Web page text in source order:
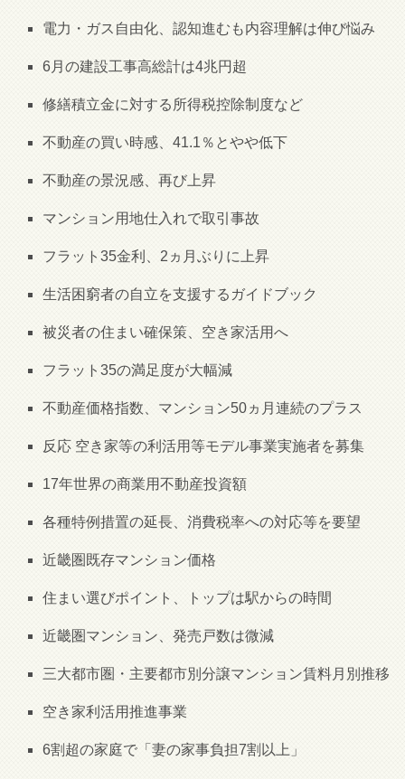
電力・ガス自由化、認知進むも内容理解は伸び悩み
6月の建設工事高総計は4兆円超
修繕積立金に対する所得税控除制度など
不動産の買い時感、41.1％とやや低下
不動産の景況感、再び上昇
マンション用地仕入れで取引事故
フラット35金利、2ヵ月ぶりに上昇
生活困窮者の自立を支援するガイドブック
被災者の住まい確保策、空き家活用へ
フラット35の満足度が大幅減
不動産価格指数、マンション50ヵ月連続のプラス
反応 空き家等の利活用等モデル事業実施者を募集
17年世界の商業用不動産投資額
各種特例措置の延長、消費税率への対応等を要望
近畿圏既存マンション価格
住まい選びポイント、トップは駅からの時間
近畿圏マンション、発売戸数は微減
三大都市圏・主要都市別分譲マンション賃料月別推移
空き家利活用推進事業
6割超の家庭で「妻の家事負担7割以上」